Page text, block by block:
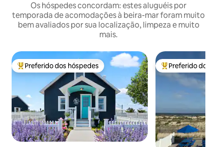
Os hóspedes concordam: estes aluguéis por
temporada de acomodações à beira-mar foram muito
bem avaliados por sua localização, limpeza e muito
mais.
Entre os melhores preferidos dos hóspedes
Preferido dos hóspedes Entre os
Preferido dos